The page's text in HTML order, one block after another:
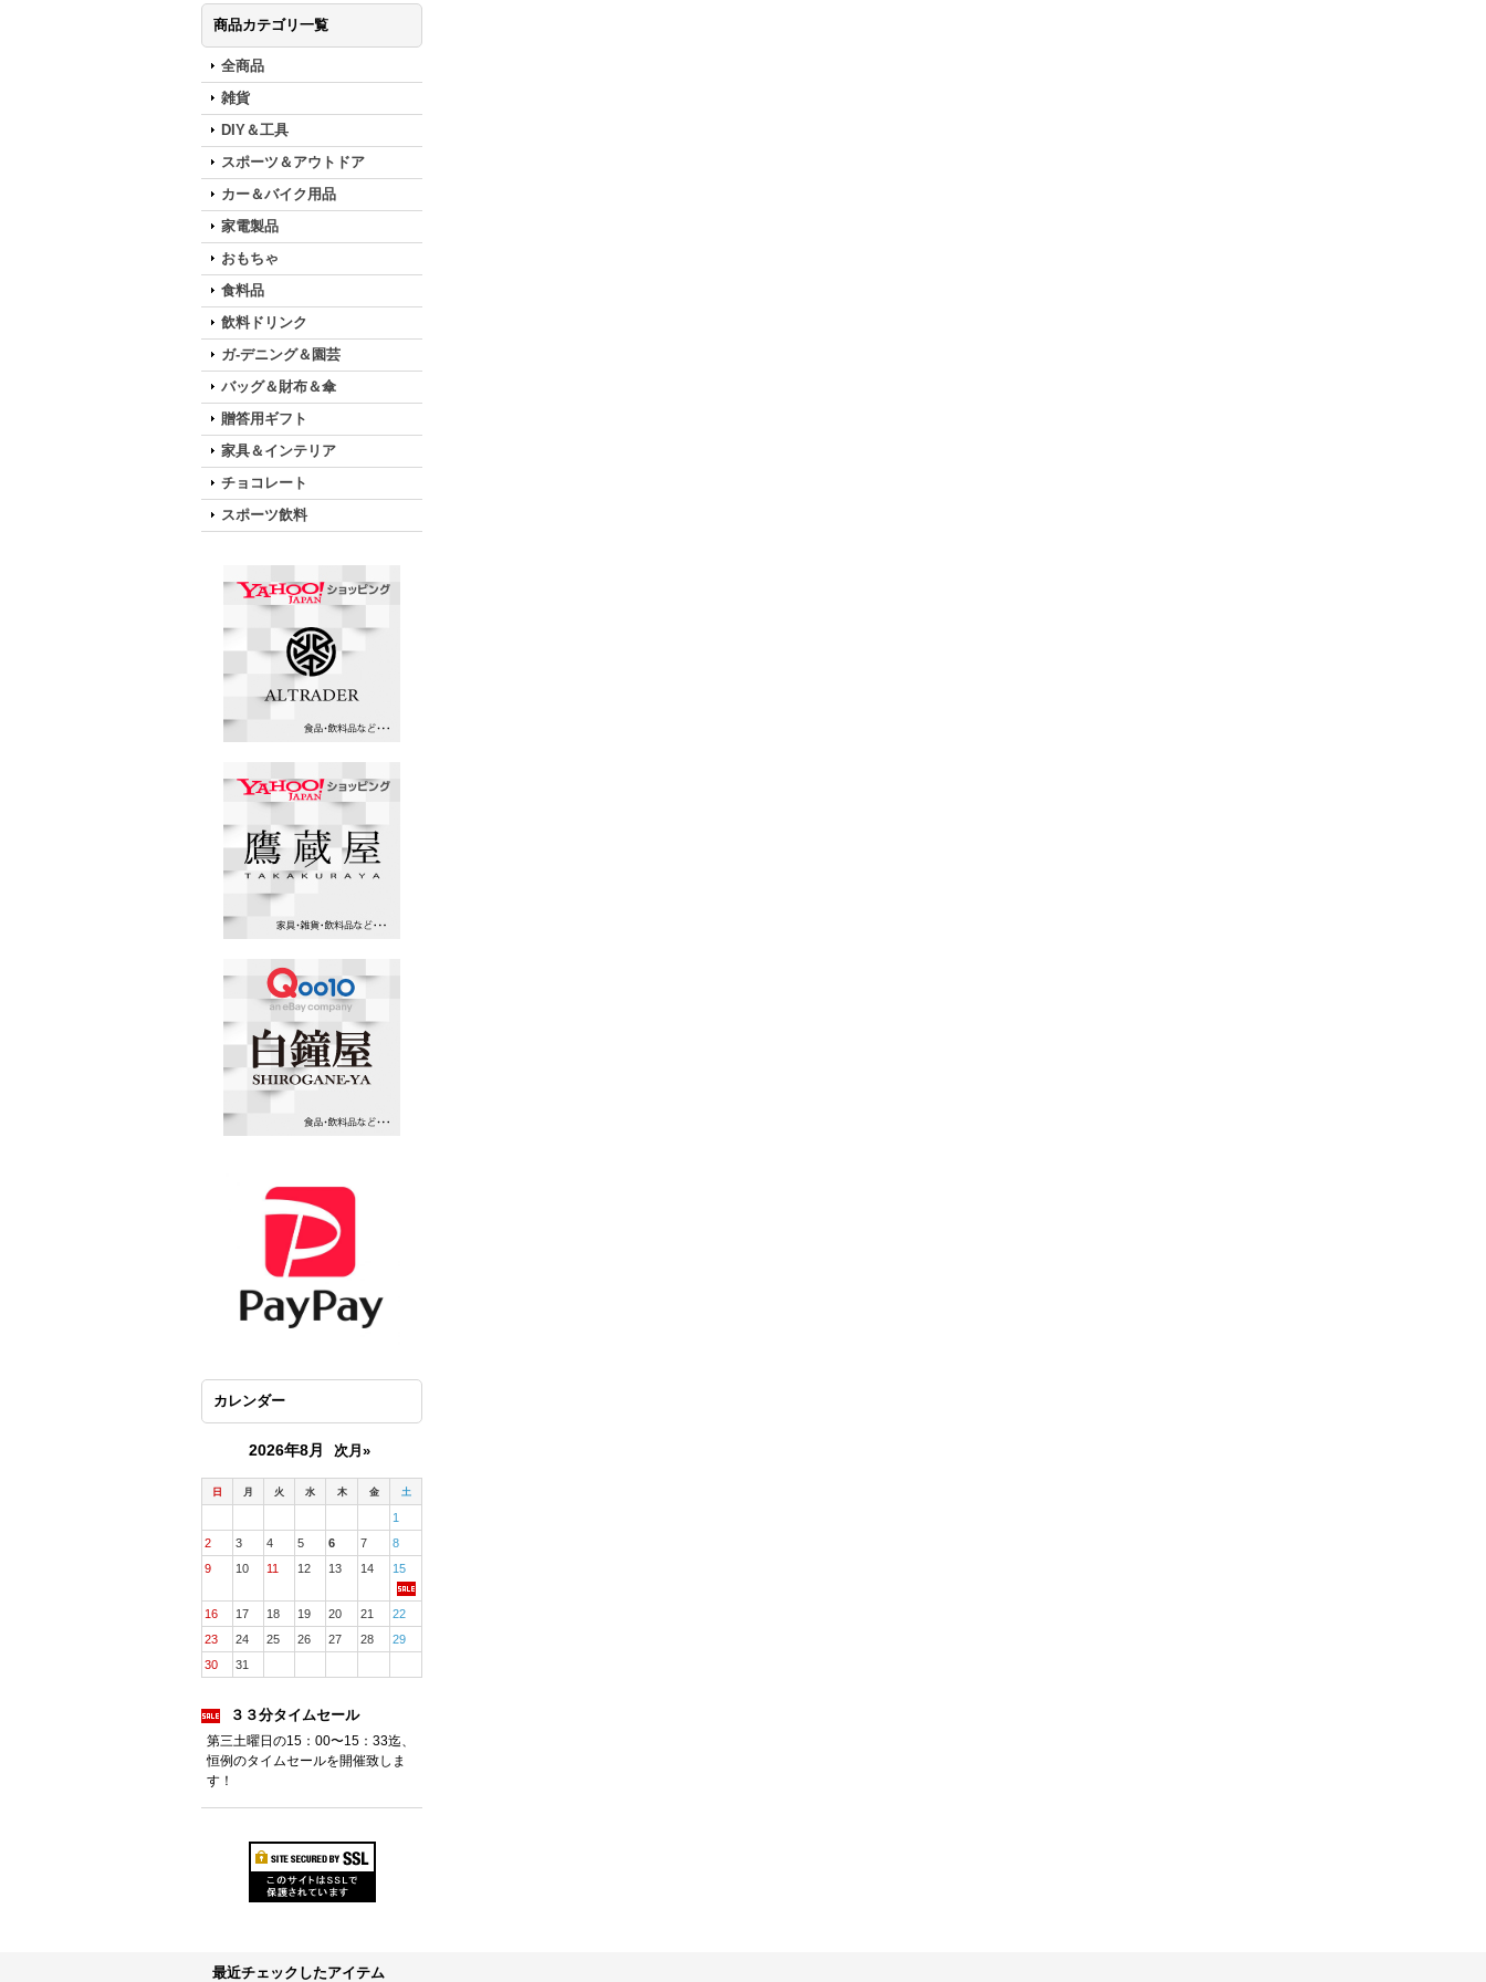
商品カテゴリ一覧
全商品
雑貨
DIY＆工具
スポーツ＆アウトドア
カー＆バイク用品
家電製品
おもちゃ
食料品
飲料ドリンク
ガ-デニング＆園芸
バッグ＆財布＆傘
贈答用ギフト
家具＆インテリア
チョコレート
スポーツ飲料
カレンダー
2026年8月 次月»
日 月 火 水 木 金 土
1
2
3 4 5 6 7
8
9
10 11 12 13 14 15
16 17 18 19 20 21
22
23
24 25 26 27 28
29
30
31
３３分タイムセール
第三土曜日の15：00〜15：33迄、
恒例のタイムセールを開催致しま
す！
最近チェックしたアイテム